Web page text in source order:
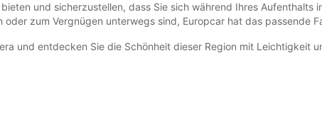
und sicherzustellen, dass Sie sich während Ihres Aufenthalts
zum Vergnügen unterwegs sind, Europcar hat das passende
und entdecken Sie die Schönheit dieser Region mit Leichtigkeit